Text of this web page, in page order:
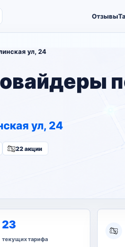
Отзывы
ул, 24
ул, 24
22 акции
23
текущих тарифа